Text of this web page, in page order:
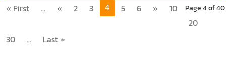
Page 4 of 40
« First ... « 2 3 4 5 6 »
10
20
30
... Last »